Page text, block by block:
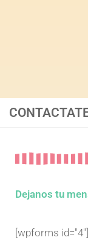
Dejanos tu
[wpforms id="4"]